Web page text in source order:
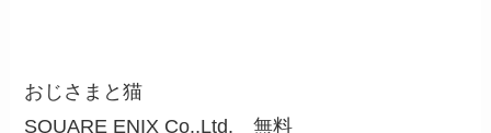
おじさまと猫
SQUARE ENIX Co.,Ltd.無料